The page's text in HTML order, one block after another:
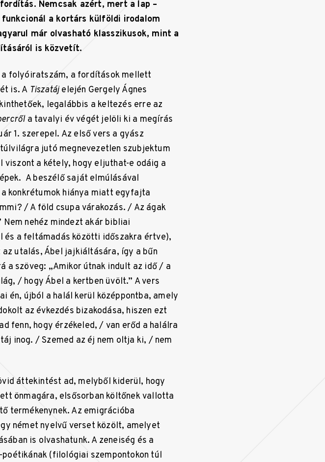
Nemcsak azért, mert a lap –
a kortárs külföldi irodalom
már olvasható klasszikusok, mint a
is közvetít.
a folyóiratszám, a fordítások mellett
is. A Tiszatájelején Gergely Ágnes
legalábbis a keltezés erre az
a tavalyi év végét jelöli ki a megírás
1. szerepel. Az első vers a gyász
jutó megnevezetlen szubjektum
a kétely, hogy eljuthat-e odáig a
A beszélő saját elmúlásával
konkrétumok hiánya miatt egyfajta
/ A föld csupa várakozás. / Az ágak
nehéz mindezt akár bibliai
a feltámadás közötti időszakra értve),
utalás, Ábel jajkiáltására, így a bűn
szöveg: „Amikor útnak indult az idő / a
/ hogy Ábel a kertben üvölt.” A vers
én, újból a halál kerül középpontba, amely
az évkezdés bizakodása, hiszen ezt
fenn, hogy érzékeled, / van erőd a halálra
inog. / Szemed az éj nem oltja ki, / nem
áttekintést ad, melyből kiderül, hogy
önmagára, elsősorban költőnek vallotta
termékenynek. Az emigrációba
német nyelvű verset közölt, amelyet
is olvashatunk. A zeneiség és a
(filológiai szempontokon túl